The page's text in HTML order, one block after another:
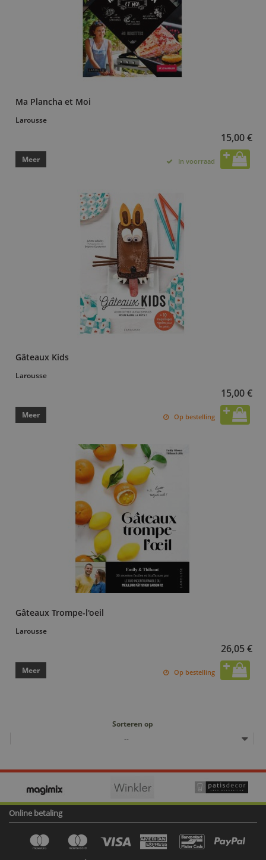
Ma Plancha et Moi
Larousse
15,00 €
Meer In voorraad
Gâteaux Kids
Larousse
15,00 €
Meer Op bestelling
Gâteaux Trompe-l'oeil
Larousse
26,05 €
Meer Op bestelling
Sorteren op
--
Online betaling